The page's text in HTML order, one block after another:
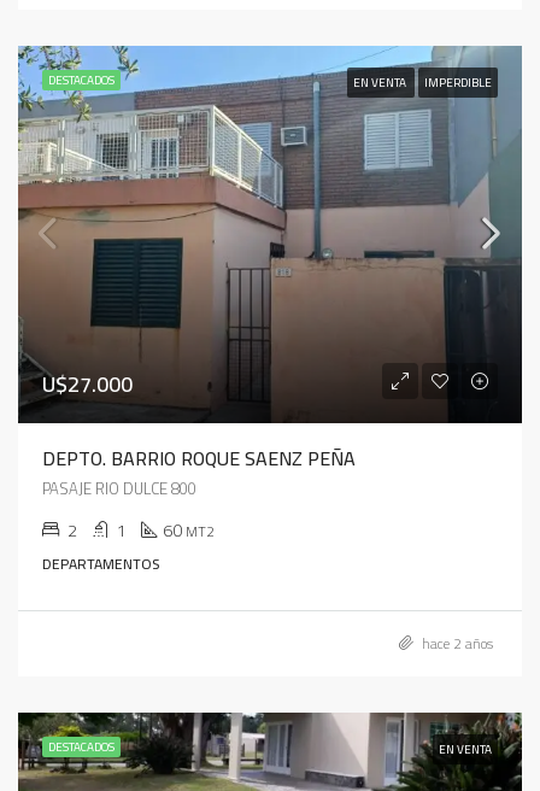
DESTACADOS EN VENTA IMPERDIBLE
U$27.000
DEPTO. BARRIO ROQUE SAENZ PEÑA
PASAJE RIO DULCE 800
2 1 60MT2
DEPARTAMENTOS
hace 2 años
DESTACADOS EN VENTA